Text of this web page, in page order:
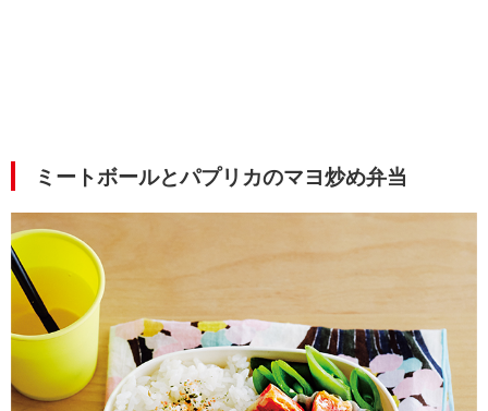
ミートボールとパプリカのマヨ炒め弁当